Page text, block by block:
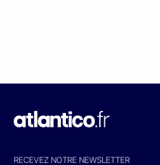
RECEVEZ NOTRE NEWSLETTER